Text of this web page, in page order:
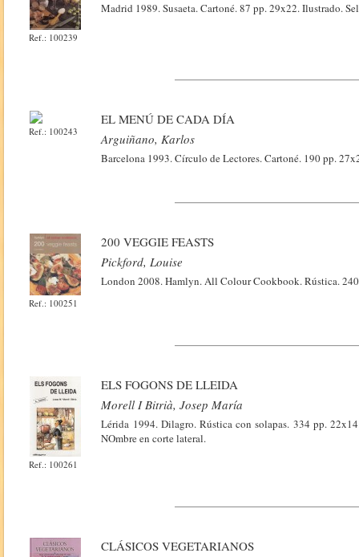
Ref.: 100239
Madrid 1989. Susaeta. Cartoné. 87 pp. 29x22. Ilustrado.
Ref.: 100243
EL MENÚ DE CADA DÍA
Arguiñano, Karlos
Barcelona 1993. Círculo de Lectores. Cartoné. 190 pp.
Ref.: 100251
200 VEGGIE FEASTS
Pickford, Louise
London 2008. Hamlyn. All Colour Cookbook. Rústica.
Ref.: 100261
ELS FOGONS DE LLEIDA
Morell I Bitrià, Josep María
Lérida 1994. Dilagro. Rústica con solapas. 334 pp.
NOmbre en corte lateral.
CLÁSICOS VEGETARIANOS